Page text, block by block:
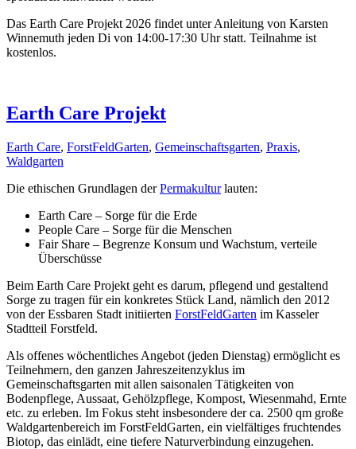
Das Earth Care Projekt 2026 findet unter Anleitung von Karsten
Winnemuth jeden Di von 14:00-17:30 Uhr statt. Teilnahme ist
kostenlos.
Earth Care Projekt
Earth Care, ForstFeldGarten, Gemeinschaftsgarten, Praxis,
Waldgarten
Die ethischen Grundlagen derPermakulturlauten:
Earth Care – Sorge für die Erde
People Care – Sorge für die Menschen
Fair Share – Begrenze Konsum und Wachstum, verteile
Überschüsse
Beim Earth Care Projekt geht es darum, pflegend und gestaltend
Sorge zu tragen für ein konkretes Stück Land, nämlich den 2012
von der Essbaren Stadt initiierten ForstFeldGarten im Kasseler
Stadtteil Forstfeld.
Als offenes wöchentliches Angebot (jeden Dienstag) ermöglicht es
Teilnehmern, den ganzen Jahreszeitenzyklus im
Gemeinschaftsgarten mit allen saisonalen Tätigkeiten von
Bodenpflege, Aussaat, Gehölzpflege, Kompost, Wiesenmahd, Ernte
etc. zu erleben. Im Fokus steht insbesondere der ca. 2500 qm große
Waldgartenbereich im ForstFeldGarten, ein vielfältiges fruchtendes
Biotop, das einlädt, eine tiefere Naturverbindung einzugehen.